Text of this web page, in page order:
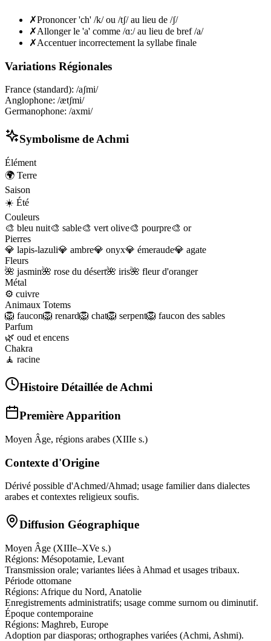
✗Prononcer 'ch' /k/ ou /tʃ/ au lieu de /ʃ/
✗Allonger le 'a' comme /ɑː/ au lieu de bref /a/
✗Accentuer incorrectement la syllabe finale
Variations Régionales
France (standard): /aʃmi/
Anglophone: /ætʃmi/
Germanophone: /axmi/
Symbolisme de Achmi
Élément
🌍 Terre
Saison
☀️ Été
Couleurs
🎨 bleu nuit🎨 sable🎨 vert olive🎨 pourpre🎨 or
Pierres
💎 lapis-lazuli💎 ambre💎 onyx💎 émeraude💎 agate
Fleurs
🌺 jasmin🌺 rose du désert🌺 iris🌺 fleur d'oranger
Métal
⚙️ cuivre
Animaux Totems
🦁 faucon🦁 renard🦁 chat🦁 serpent🦁 faucon des sables
Parfum
🌿 oud et encens
Chakra
🧘 racine
Histoire Détaillée de Achmi
Première Apparition
Moyen Âge, régions arabes (XIIIe s.)
Contexte d'Origine
Dérivé possible d'Achmed/Ahmad; usage familier dans dialectes
arabes et contextes religieux soufis.
Diffusion Géographique
Moyen Âge (XIIIe–XVe s.)
Régions: Mésopotamie, Levant
Transmission orale; variantes liées à Ahmad et usages tribaux.
Période ottomane
Régions: Afrique du Nord, Anatolie
Enregistrements administratifs; usage comme surnom ou diminutif.
Époque contemporaine
Régions: Maghreb, Europe
Adoption par diasporas; orthographes variées (Achmi, Ashmi).